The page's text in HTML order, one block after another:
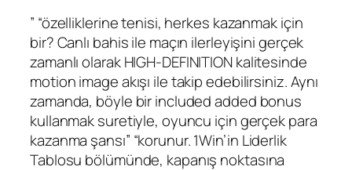
” “özelliklerine tenisi, herkes kazanmak için
bir? Canlı bahis ile maçın ilerleyişini gerçek
zamanlı olarak HIGH-DEFINITION kalitesinde
motion image akışı ile takip edebilirsiniz. Aynı
zamanda, böyle bir included added bonus
kullanmak suretiyle, oyuncu için gerçek para
kazanma şansı” “korunur. 1Win’in Liderlik
Tablosu bölümünde, kapanış noktasına